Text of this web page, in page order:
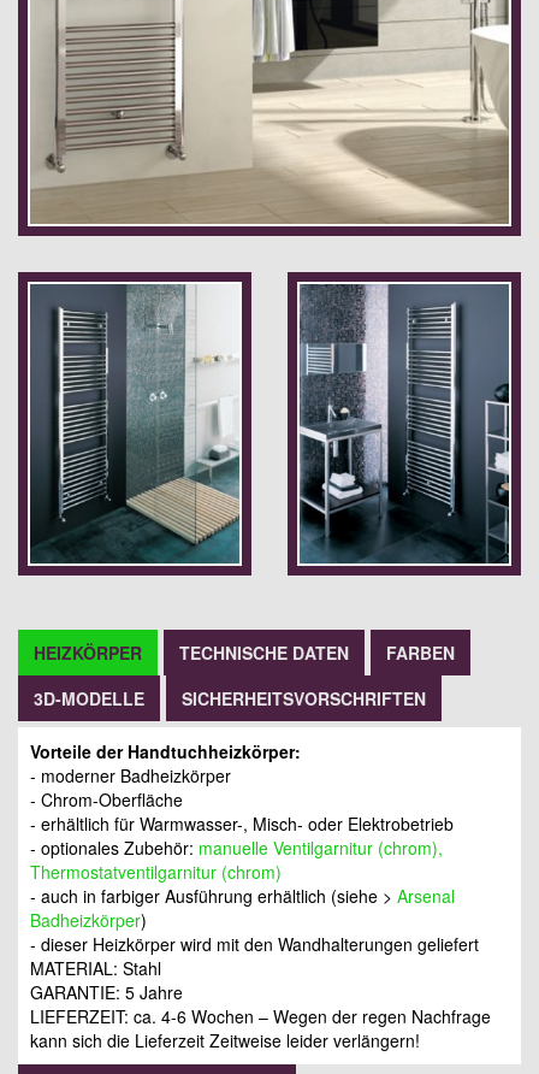
HEIZKÖRPER TECHNISCHE DATEN
FARBEN
3D-MODELLE
SICHERHEITSVORSCHRIFTEN
Vorteile der Handtuchheizkörper:
- moderner Badheizkörper
- Chrom-Oberfläche
- erhältlich für Warmwasser-, Misch- oder Elektrobetrieb
- optionales Zubehör: manuelle Ventilgarnitur (chrom),
Thermostatventilgarnitur (chrom)
- auch in farbiger Ausführung erhältlich (siehe > Arsenal
Badheizkörper)
- dieser Heizkörper wird mit den Wandhalterungen geliefert
MATERIAL: Stahl
GARANTIE: 5 Jahre
LIEFERZEIT: ca. 4-6 Wochen – Wegen der regen Nachfrage
kann sich die Lieferzeit Zeitweise leider verlängern!